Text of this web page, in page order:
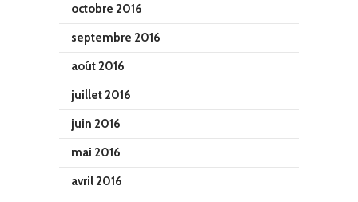
octobre 2016
septembre 2016
août 2016
juillet 2016
juin 2016
mai 2016
avril 2016